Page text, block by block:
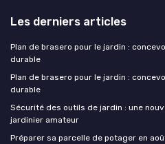
Les derniers articles
Plan de brasero pour le jardin :
durable
Plan de brasero pour le jardin :
durable
Sécurité des outils de jardin : une
jardinier amateur
Préparer sa parcelle de potager en